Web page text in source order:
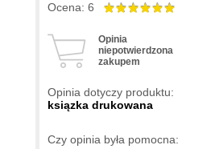
Ocena: 6
Opinia
niepotwierdzona
zakupem
Opinia dotyczy produktu:
ksiązka drukowana
Czy opinia była pomocna: